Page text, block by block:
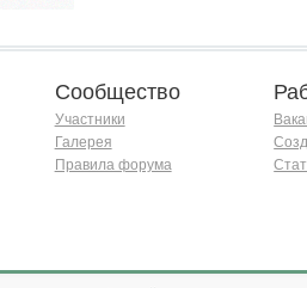
Сообщество
Участники
Галерея
Правила форума